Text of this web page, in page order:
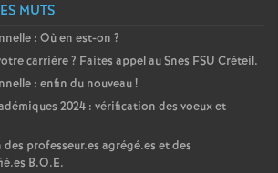
MUTS
: Où en est-on ?
carrière? Faites appel au Snes FSU Créteil.
: enfin du nouveau!
2024 : vérification des voeux et
professeur.es agrégé.es et des
B.O.E.